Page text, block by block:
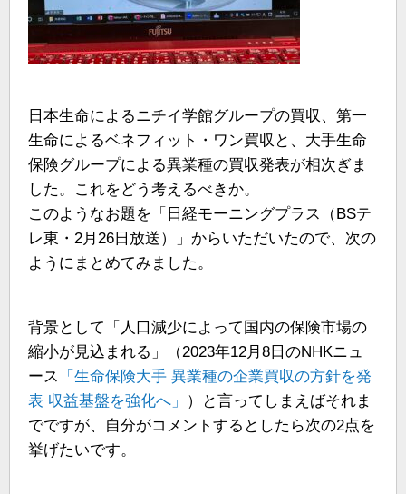
日本生命によるニチイ学館グループの買収、第一
生命によるベネフィット・ワン買収と、大手生命
保険グループによる異業種の買収発表が相次ぎま
した。これをどう考えるべきか。
このようなお題を「日経モーニングプラス（BSテ
レ東・2月26日放送）」からいただいたので、次の
ようにまとめてみました。
背景として「人口減少によって国内の保険市場の
縮小が見込まれる」（2023年12月8日のNHKニュ
ース
「生命保険大手 異業種の企業買収の方針を発
表 収益基盤を強化へ」
）と言ってしまえばそれま
でですが、自分がコメントするとしたら次の2点を
挙げたいです。